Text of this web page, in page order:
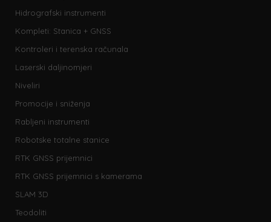
Hidrografski instrumenti
Kompleti: Stanica + GNSS
Kontroleri i terenska računala
Laserski daljinomjeri
Niveliri
Promocije i sniženja
Rabljeni instrumenti
Robotske totalne stanice
RTK GNSS prijemnici
RTK GNSS prijemnici s kamerama
SLAM 3D
Teodoliti